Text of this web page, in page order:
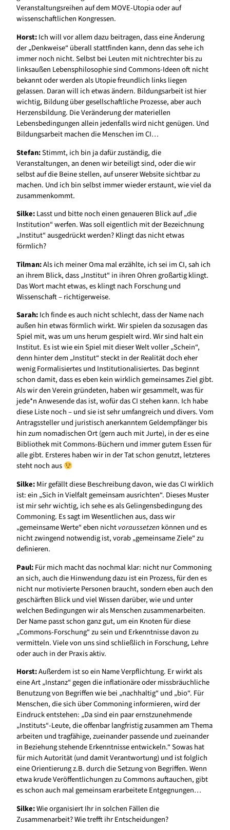
Veranstaltungsreihen auf dem MOVE-Utopia oder auf
wissenschaftlichen Kongressen.
Horst:Ich will vor allem dazu beitragen, dass eine Änderung
der „Denkweise“ überall stattfinden kann, denn das sehe ich
immer noch nicht. Selbst bei Leuten mit nichtrechter bis zu
linksaußen Lebensphilosophie sind Commons-Ideen oft nicht
bekannt oder werden als Utopie freundlich links liegen
gelassen. Daran will ich etwas ändern. Bildungsarbeit ist hier
wichtig, Bildung über gesellschaftliche Prozesse, aber auch
Herzensbildung. Die Veränderung der materiellen
Lebensbedingungen allein jedenfalls wird nicht genügen. Und
Bildungsarbeit machen die Menschen im CI…
Stefan:Stimmt, ich bin ja dafür zuständig, die
Veranstaltungen, an denen wir beteiligt sind, oder die wir
selbst auf die Beine stellen, auf unserer Website sichtbar zu
machen. Und ich bin selbst immer wieder erstaunt, wie viel da
zusammenkommt.
Silke:Lasst und bitte noch einen genaueren Blick auf „die
Institution“ werfen. Was soll eigentlich mit der Bezeichnung
„Institut“ ausgedrückt werden? Klingt das nicht etwas
förmlich?
Tilman:Als ich meiner Oma mal erzählte, ich sei im CI, sah ich
an ihrem Blick, dass „Institut“ in ihren Ohren großartig klingt.
Das Wort macht etwas, es klingt nach Forschung und
Wissenschaft – richtigerweise.
Sarah:Ich finde es auch nicht schlecht, dass der Name nach
außen hin etwas förmlich wirkt. Wir spielen da sozusagen das
Spiel mit, was um uns herum gespielt wird. Wir sind halt ein
Institut. Es ist wie ein Spiel mit dieser Welt voller „Schein“,
denn hinter dem „Institut“ steckt in der Realität doch eher
wenig Formalisiertes und Institutionalisiertes. Das beginnt
schon damit, dass es eben kein wirklich gemeinsames Ziel gibt.
Als wir den Verein gründeten, haben wir gesammelt, was für
jede*n Anwesende das ist, wofür das CI stehen kann. Ich habe
diese Liste noch – und sie ist sehr umfangreich und divers. Vom
Antragssteller und juristisch anerkanntem Geldempfänger bis
hin zum nomadischen Ort (gern auch mit Jurte), in der es eine
Bibliothek mit Commons-Büchern und immer gutem Essen für
alle gibt. Ersteres haben wir in der Tat schon genutzt, letzteres
steht noch aus
Silke:Mir gefällt diese Beschreibung davon, wie das CI wirklich
ist: ein „Sich in Vielfalt gemeinsam ausrichten“. Dieses Muster
ist mir sehr wichtig, ich sehe es als Gelingensbedingung des
Commoning. Es sagt im Wesentlichen aus, dass wir
„gemeinsame Werte“ eben nichtvoraussetzen können und es
nicht zwingend notwendig ist, vorab „gemeinsame Ziele“ zu
definieren.
Paul:Für mich macht das nochmal klar: nicht nur Commoning
an sich, auch die Hinwendung dazu ist ein Prozess, für den es
nicht nur motivierte Personen braucht, sondern eben auch den
geschärften Blick und viel Wissen darüber, wie und unter
welchen Bedingungen wir als Menschen zusammenarbeiten.
Der Name passt schon ganz gut, um ein Knoten für diese
„Commons-Forschung“ zu sein und Erkenntnisse davon zu
vermitteln. Viele von uns sind schließlich in Forschung, Lehre
oder auch in der Praxis aktiv.
Horst:Außerdem ist so ein Name Verpflichtung. Er wirkt als
eine Art „Instanz“ gegen die inflationäre oder missbräuchliche
Benutzung von Begriffen wie bei „nachhaltig“ und „bio“. Für
Menschen, die sich über Commoning informieren, wird der
Eindruck entstehen: „Da sind ein paar ernstzunehmende
„Instituts“-Leute, die offenbar langfristig zusammen am Thema
arbeiten und tragfähige, zueinander passende und zueinander
in Beziehung stehende Erkenntnisse entwickeln.“ Sowas hat
für mich Autorität (und damit Verantwortung) und ist folglich
eine Orientierung z.B. durch die Setzung von Begriffen. Wenn
etwa krude Veröffentlichungen zu Commons auftauchen, gibt
es schon auch mal gemeinsam erarbeitete Entgegnungen…
Silke:Wie organisiert Ihr in solchen Fällen die
Zusammenarbeit? Wie trefft ihr Entscheidungen?